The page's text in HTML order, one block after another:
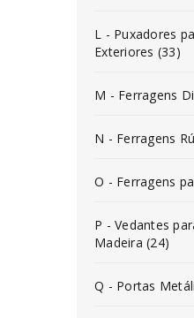
L - Puxadores
Exteriores (33)
M - Ferragens
N - Ferragens
O - Ferragens
P - Vedantes
Madeira (24)
Q - Portas